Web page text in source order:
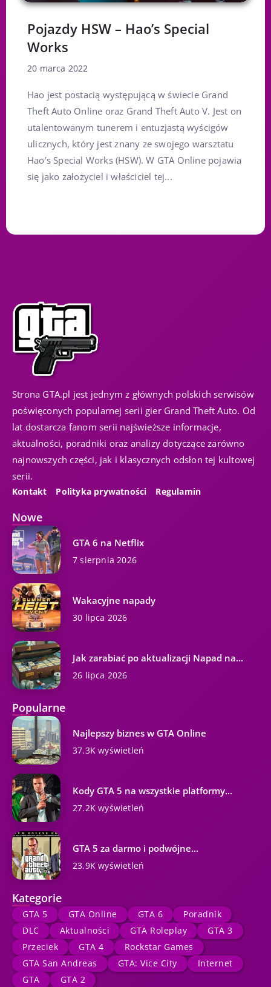
Pojazdy HSW – Hao’s Special
Works
20 marca 2022
Hao jest postacią występującą w świecie Grand
Theft Auto Online oraz Grand Theft Auto V. Jest on
utalentowanym tunerem i entuzjastą wyścigów
ulicznych, który jest znany ze swojego warsztatu
Hao’s Special Works (HSW). W GTA Online pojawia
się jako założyciel i właściciel tej...
Strona GTA.pl jest jednym z głównych polskich serwisów
poświęconych popularnej serii gier Grand Theft Auto. Od
lat dostarcza fanom serii najświeższe informacje,
aktualności, poradniki oraz analizy dotyczące zarówno
najnowszych części, jak i klasycznych odsłon tej kultowej
serii.
Kontakt Polityka prywatności Regulamin
Nowe
GTA 6 na Netflix
7 sierpnia 2026
Wakacyjne napady
30 lipca 2026
Jak zarabiać po aktualizacji Napad na...
26 lipca 2026
Popularne
Najlepszy biznes w GTA Online
37.3K wyświetleń
Kody GTA 5 na wszystkie platformy...
27.2K wyświetleń
GTA 5 za darmo i podwójne...
23.9K wyświetleń
Kategorie
GTA 5 GTA Online GTA 6
Poradnik
DLC
Aktualności GTA Roleplay
GTA 3
Przeciek
GTA 4
Rockstar Games
GTA San Andreas
GTA: Vice City
Internet
GTA
GTA 2